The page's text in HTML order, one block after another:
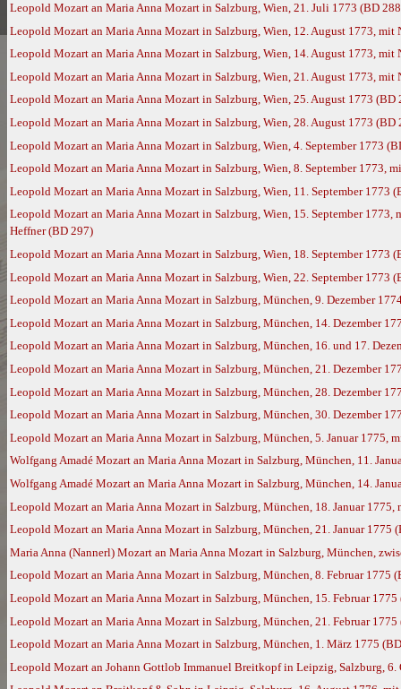
Leopold Mozart an Maria Anna Mozart in Salzburg, Wien, 21. Juli 1773 (BD
Leopold Mozart an Maria Anna Mozart in Salzburg, Wien, 12. August 1773,
Leopold Mozart an Maria Anna Mozart in Salzburg, Wien, 14. August 1773,
Leopold Mozart an Maria Anna Mozart in Salzburg, Wien, 21. August 1773,
Leopold Mozart an Maria Anna Mozart in Salzburg, Wien, 25. August 1773 (BD
Leopold Mozart an Maria Anna Mozart in Salzburg, Wien, 28. August 1773 (BD
Leopold Mozart an Maria Anna Mozart in Salzburg, Wien, 4. September 1773
Leopold Mozart an Maria Anna Mozart in Salzburg, Wien, 8. September 1773,
Leopold Mozart an Maria Anna Mozart in Salzburg, Wien, 11. September 1773
Leopold Mozart an Maria Anna Mozart in Salzburg, Wien, 15. September
Heffner (BD 297)
Leopold Mozart an Maria Anna Mozart in Salzburg, Wien, 18. September 1773
Leopold Mozart an Maria Anna Mozart in Salzburg, Wien, 22. September 1773
Leopold Mozart an Maria Anna Mozart in Salzburg, München, 9. Dezember
Leopold Mozart an Maria Anna Mozart in Salzburg, München, 14. Dezember
Leopold Mozart an Maria Anna Mozart in Salzburg, München, 16. und 17.
Leopold Mozart an Maria Anna Mozart in Salzburg, München, 21. Dezember
Leopold Mozart an Maria Anna Mozart in Salzburg, München, 28. Dezember
Leopold Mozart an Maria Anna Mozart in Salzburg, München, 30. Dezember
Leopold Mozart an Maria Anna Mozart in Salzburg, München, 5. Januar 1775,
Wolfgang Amadé Mozart an Maria Anna Mozart in Salzburg, München, 11.
Wolfgang Amadé Mozart an Maria Anna Mozart in Salzburg, München, 14.
Leopold Mozart an Maria Anna Mozart in Salzburg, München, 18. Januar
Leopold Mozart an Maria Anna Mozart in Salzburg, München, 21. Januar 1775
Maria Anna (Nannerl) Mozart an Maria Anna Mozart in Salzburg, München,
Leopold Mozart an Maria Anna Mozart in Salzburg, München, 8. Februar 1775
Leopold Mozart an Maria Anna Mozart in Salzburg, München, 15. Februar 1775
Leopold Mozart an Maria Anna Mozart in Salzburg, München, 21. Februar 1775
Leopold Mozart an Maria Anna Mozart in Salzburg, München, 1. März 1775
Leopold Mozart an Johann Gottlob Immanuel Breitkopf in Leipzig, Salzburg,